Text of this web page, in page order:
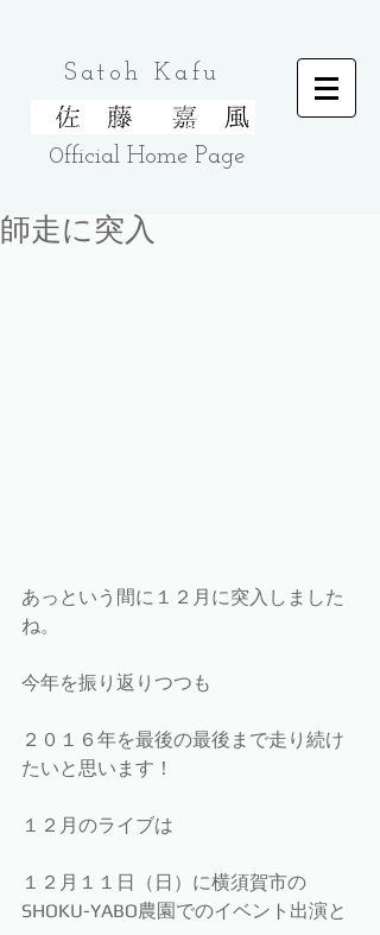
Satoh Kafu
0fficial HomePage
師走に突入
あっという間に１２月に突入しました
ね。
今年を振り返りつつも
２０１６年を最後の最後まで走り続け
たいと思います！
１２月のライブは
１２月１１日（日）に横須賀市の
SHOKU-YABO農園でのイベント出演と